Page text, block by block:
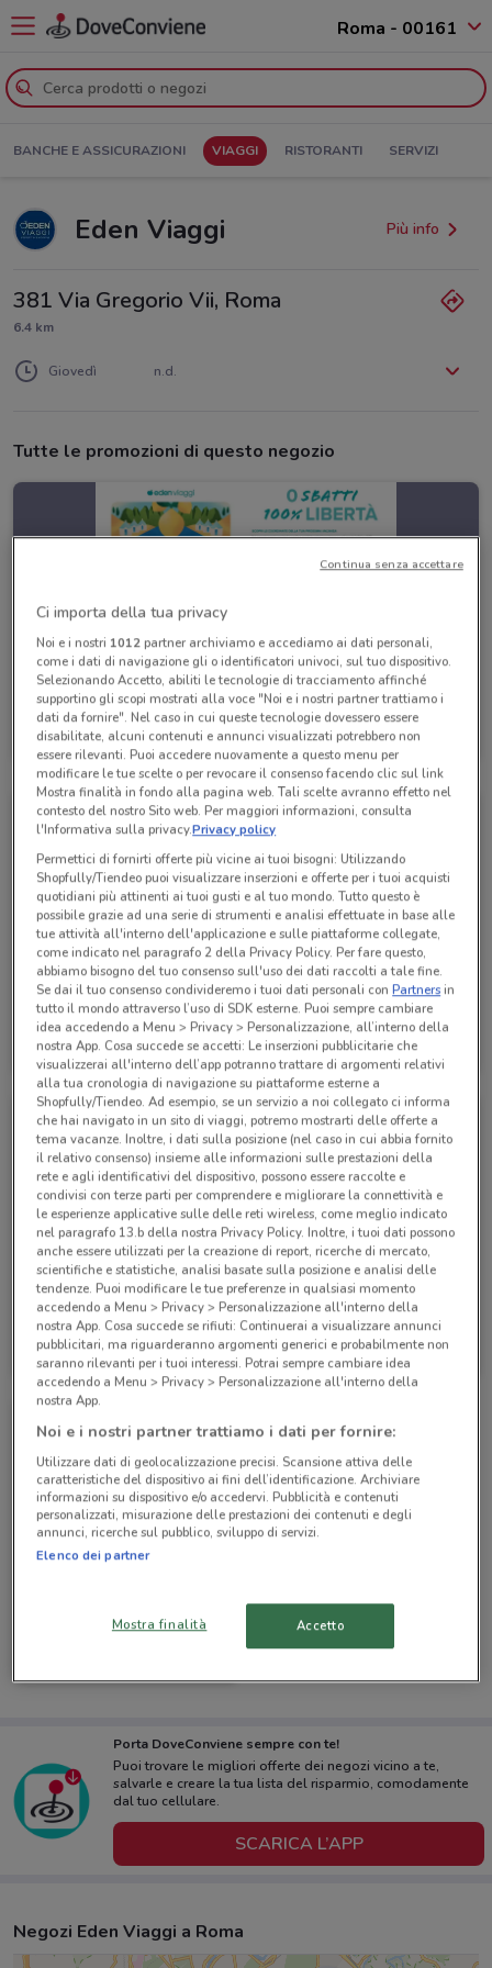
Roma - 00161
BANCHE E ASSICURAZIONI VIAGGI RISTORANTI SERVIZI
Eden Viaggi Più info
381 Via Gregorio Vii, Roma
6.4 km
Giovedì n.d.
Tutte le promozioni di questo negozio
Eden Viaggi
Scade il 30/04
Eden Viaggi
Scade il 30/04 530 m
Eden Viaggi
Scade il 30/04 530 m
Eden Viaggi
Scade il 30/04 530 m
Eden Viaggi
Scade il 31/10
Eden Viaggi
Porta DoveConviene sempre con te!
Puoi trovare le migliori offerte dei negozi vicino a te,
salvarle e creare la tua lista del risparmio, comodamente
dal tuo cellulare.
SCARICA L’APP
Negozi Eden Viaggi a Roma
Ci importa della tua privacy
Noi e i nostri 1012partner archiviamo e accediamo ai dati personali,
come i dati di navigazione gli o identificatori univoci, sul tuo dispositivo.
Selezionando Accetto, abiliti le tecnologie di tracciamento affinché
supportino gli scopi mostrati alla voce "Noi e i nostri partner trattiamo i
dati da fornire". Nel caso in cui queste tecnologie dovessero essere
disabilitate, alcuni contenuti e annunci visualizzati potrebbero non
essere rilevanti. Puoi accedere nuovamente a questo menu per
modificare le tue scelte o per revocare il consenso facendo clic sul link
Mostra finalità in fondo alla pagina web. Tali scelte avranno effetto nel
contesto del nostro Sito web. Per maggiori informazioni, consulta
l'Informativa sulla privacy.Privacy policy
Permettici di fornirti offerte più vicine ai tuoi bisogni: Utilizzando
Shopfully/Tiendeo puoi visualizzare inserzioni e offerte per i tuoi acquisti
quotidiani più attinenti ai tuoi gusti e al tuo mondo. Tutto questo è
possibile grazie ad una serie di strumenti e analisi effettuate in base alle
tue attività all'interno dell'applicazione e sulle piattaforme collegate,
come indicato nel paragrafo 2 della Privacy Policy. Per fare questo,
abbiamo bisogno del tuo consenso sull'uso dei dati raccolti a tale fine.
Se dai il tuo consenso condivideremo i tuoi dati personali conPartnersin
tutto il mondo attraverso l’uso di SDK esterne. Puoi sempre cambiare
idea accedendo a Menu > Privacy > Personalizzazione, all’interno della
nostra App. Cosa succede se accetti: Le inserzioni pubblicitarie che
visualizzerai all'interno dell’app potranno trattare di argomenti relativi
alla tua cronologia di navigazione su piattaforme esterne a
Shopfully/Tiendeo. Ad esempio, se un servizio a noi collegato ci informa
che hai navigato in un sito di viaggi, potremo mostrarti delle offerte a
tema vacanze. Inoltre, i dati sulla posizione (nel caso in cui abbia fornito
il relativo consenso) insieme alle informazioni sulle prestazioni della
rete e agli identificativi del dispositivo, possono essere raccolte e
condivisi con terze parti per comprendere e migliorare la connettività e
le esperienze applicative sulle delle reti wireless, come meglio indicato
nel paragrafo 13.b della nostra Privacy Policy. Inoltre, i tuoi dati possono
anche essere utilizzati per la creazione di report, ricerche di mercato,
scientifiche e statistiche, analisi basate sulla posizione e analisi delle
tendenze. Puoi modificare le tue preferenze in qualsiasi momento
accedendo a Menu > Privacy > Personalizzazione all'interno della
nostra App. Cosa succede se rifiuti: Continuerai a visualizzare annunci
pubblicitari, ma riguarderanno argomenti generici e probabilmente non
saranno rilevanti per i tuoi interessi. Potrai sempre cambiare idea
accedendo a Menu > Privacy > Personalizzazione all'interno della
nostra App.
Noi e i nostri partner trattiamo i dati per fornire:
Utilizzare dati di geolocalizzazione precisi. Scansione attiva delle
caratteristiche del dispositivo ai fini dell’identificazione. Archiviare
informazioni su dispositivo e/o accedervi. Pubblicità e contenuti
personalizzati, misurazione delle prestazioni dei contenuti e degli
annunci, ricerche sul pubblico, sviluppo di servizi.
Elenco dei partner
Mostra finalità Accetto
Continua senza accettare